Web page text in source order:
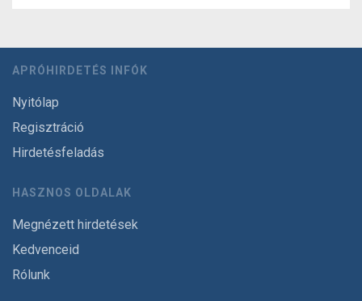
APRÓHIRDETÉS INFÓK
Nyitólap
Regisztráció
Hirdetésfeladás
HASZNOS OLDALAK
Megnézett hirdetések
Kedvenceid
Rólunk